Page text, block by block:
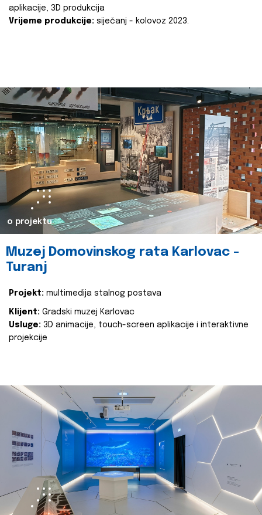
aplikacije, 3D produkcija
Vrijeme produkcije: siječanj - kolovoz 2023.
o projektu
Muzej Domovinskog rata Karlovac -
Turanj
Projekt: multimedija stalnog postava
Klijent: Gradski muzej Karlovac
Usluge: 3D animacije, touch-screen aplikacije i interaktivne
projekcije